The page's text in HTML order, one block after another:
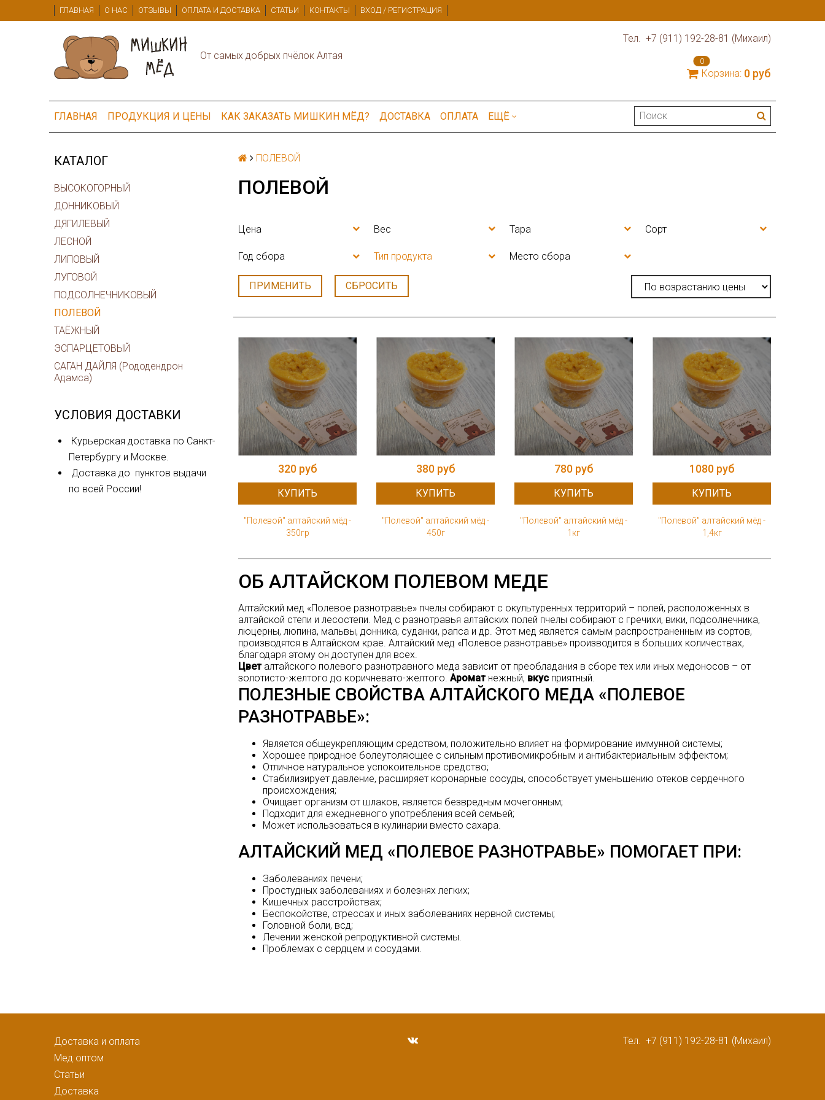
ГЛАВНАЯ О НАС ОТЗЫВЫ ОПЛАТА И ДОСТАВКА СТАТЬИ КОНТАКТЫ ВХОД / РЕГИСТРАЦИЯ
От самых добрых пчёлок Алтая
Тел. +7 (911) 192-28-81 (Михаил)
0
Корзина: 0 руб
ГЛАВНАЯ ПРОДУКЦИЯ И ЦЕНЫ КАК ЗАКАЗАТЬ МИШКИН МЁД? ДОСТАВКА ОПЛАТА ЕЩЁ
КАТАЛОГ
ВЫСОКОГОРНЫЙ
ДОННИКОВЫЙ
ДЯГИЛЕВЫЙ
ЛЕСНОЙ
ЛИПОВЫЙ
ЛУГОВОЙ
ПОДСОЛНЕЧНИКОВЫЙ
ПОЛЕВОЙ
ТАЁЖНЫЙ
ЭСПАРЦЕТОВЫЙ
САГАН ДАЙЛЯ (Рододендрон
Адамса)
УСЛОВИЯ ДОСТАВКИ
Курьерская доставка по Санкт-
Петербургу и Москве.
Доставка до пунктов выдачи
по всей России!
ПОЛЕВОЙ
ПОЛЕВОЙ
Цена Вес Тара Сорт
Год сбора Тип продукта Место сбора
ПРИМЕНИТЬ СБРОСИТЬ
320 руб
КУПИТЬ
"Полевой" алтайский мёд -
350гр
380 руб
КУПИТЬ
"Полевой" алтайский мёд -
450г
780 руб
КУПИТЬ
"Полевой" алтайский мёд -
1кг
1080 руб
КУПИТЬ
"Полевой" алтайский мёд -
1,4кг
ОБ АЛТАЙСКОМ ПОЛЕВОМ МЕДЕ
Алтайский мед «Полевое разнотравье» пчелы собирают с окультуренных территорий – полей, расположенных в
алтайской степи и лесостепи. Мед с разнотравья алтайских полей пчелы собирают с гречихи, вики, подсолнечника,
люцерны, люпина, мальвы, донника, суданки, рапса и др. Этот мед является самым распространенным из сортов,
производятся в Алтайском крае. Алтайский мед «Полевое разнотравье» производится в больших количествах,
благодаря этому он доступен для всех.
Цвет алтайского полевого разнотравного меда зависит от преобладания в сборе тех или иных медоносов – от
золотисто-желтого до коричневато-желтого. Аромат нежный, вкус приятный.
ПОЛЕЗНЫЕ СВОЙСТВА АЛТАЙСКОГО МЕДА «ПОЛЕВОЕ
РАЗНОТРАВЬЕ»:
Является общеукрепляющим средством, положительно влияет на формирование иммунной системы;
Хорошее природное болеутоляющее с сильным противомикробным и антибактериальным эффектом;
Отличное натуральное успокоительное средство;
Стабилизирует давление, расширяет коронарные сосуды, способствует уменьшению отеков сердечного
происхождения;
Очищает организм от шлаков, является безвредным мочегонным;
Подходит для ежедневного употребления всей семьей;
Может использоваться в кулинарии вместо сахара.
АЛТАЙСКИЙ МЕД «ПОЛЕВОЕ РАЗНОТРАВЬЕ» ПОМОГАЕТ ПРИ:
Заболеваниях печени;
Простудных заболеваниях и болезнях легких;
Кишечных расстройствах;
Беспокойстве, стрессах и иных заболеваниях нервной системы;
Головной боли, всд;
Лечении женской репродуктивной системы.
Проблемах с сердцем и сосудами.
Доставка и оплата
Мед оптом
Статьи
Доставка
Тел. +7 (911) 192-28-81 (Михаил)